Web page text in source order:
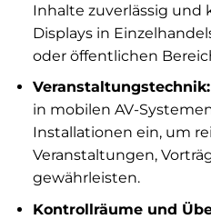
Inhalte zuverlässig und
Displays in
oder öffentlichen
Veranstaltungstechnik:
in mobilen AV-
Installationen ein, um
Veranstaltungen,
gewährleisten.
Kontrollräume und